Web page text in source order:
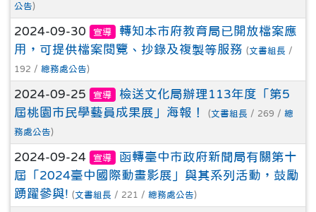
公告)
2024-09-30 宣導
轉知本市府教育局已開放檔案應
用，可提供檔案閱覽、抄錄及複製等服務 (文書組長 /
192 / 總務處公告)
2024-09-25 宣導
檢送文化局辦理113年度「第5
屆桃園市民學藝員成果展」海報！
(文書組長 / 269 / 總
務處公告)
2024-09-24 宣導
函轉臺中市政府新聞局有關第十
屆「2024臺中國際動畫影展」與其系列活動，鼓勵
踴躍參與! (文書組長 / 221 / 總務處公告)